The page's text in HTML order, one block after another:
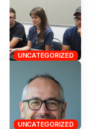
UNCATEGORIZED
UNCATEGORIZED